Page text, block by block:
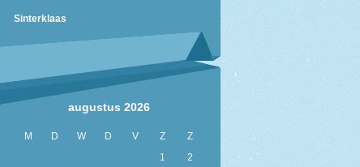
Sinterklaas
augustus 2026
M D W D V Z
Z
1
2